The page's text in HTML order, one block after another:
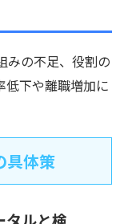
みの不足、役割の
低下や離職増加に
具体策
タルと検